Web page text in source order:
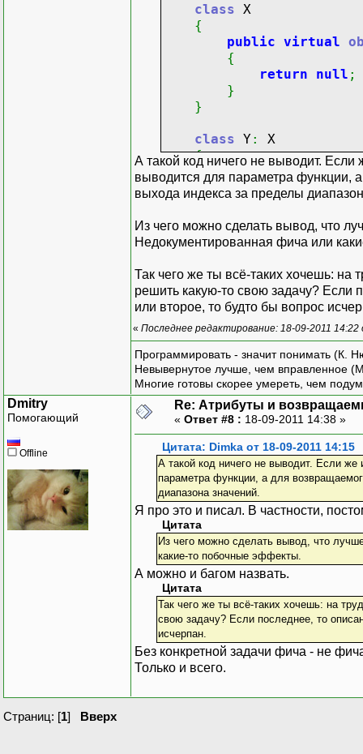
class X
{
public virtual
{
return
null ;
}
}
class Y:
X
{
public override
{
return
}
}
classProgram
{
static
void Main
{
foreach(
{
foreach (
{
A a
if(
{
}
}
Console.
}
А такой код ничего не выводит. Если
выводится для параметра функции,
выхода индекса за пределы
Из чего можно сделать вывод, что
Недокументированная фича или
Так чего же ты всё-таких хочешь: на
решить какую-то свою задачу? Если
или второе, то будто бы вопрос
« Последнее редактирование: 18-09-2011 14:22
Программировать - значит понимать (К.
Невывернутое лучше, чем вправленное
Многие готовы скорее умереть, чем
Dmitry
Помогающий
Offline
Re: Атрибуты и
« Ответ #8 : 18-09-2011 14:38 »
Цитата: Dimka от 18-09-2011 14:15
А такой код ничего не выводит. Если же
параметра функции, а для
диапазона значений.
Я про это и писал. В частности,
Цитата
Из чего можно сделать вывод, что
какие-то побочные эффекты.
А можно и багом назвать.
Цитата
Так чего же ты всё-таких хочешь: на
свою задачу? Если последнее, то
исчерпан.
Без конкретной задачи фича - не
Только и всего.
Страниц: [1] Вверх